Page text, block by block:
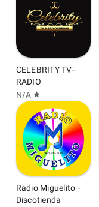
CELEBRITY TV-
RADIO
N/A star
Radio Miguelito -
Discotienda